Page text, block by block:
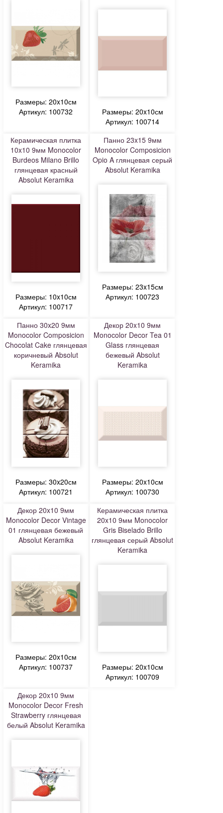
Размеры: 20x10см
Артикул: 100732
Размеры: 20x10см
Артикул: 100714
Керамическая плитка
10x10 9мм Monocolor
Burdeos Milano Brillo
глянцевая красный
Absolut Keramika
Размеры: 10x10см
Артикул: 100717
Панно 23x15 9мм
Monocolor Composicion
Opio A глянцевая серый
Absolut Keramika
Размеры: 23x15см
Артикул: 100723
Панно 30x20 9мм
Monocolor Composicion
Chocolat Cake глянцевая
коричневый Absolut
Keramika
Размеры: 30x20см
Артикул: 100721
Декор 20x10 9мм
Monocolor Decor Tea 01
Glass глянцевая
бежевый Absolut
Keramika
Размеры: 20x10см
Артикул: 100730
Декор 20x10 9мм
Monocolor Decor Vintage
01 глянцевая бежевый
Absolut Keramika
Размеры: 20x10см
Артикул: 100737
Керамическая плитка
20x10 9мм Monocolor
Gris Biselado Brillo
глянцевая серый Absolut
Keramika
Размеры: 20x10см
Артикул: 100709
Декор 20x10 9мм
Monocolor Decor Fresh
Strawberry глянцевая
белый Absolut Keramika